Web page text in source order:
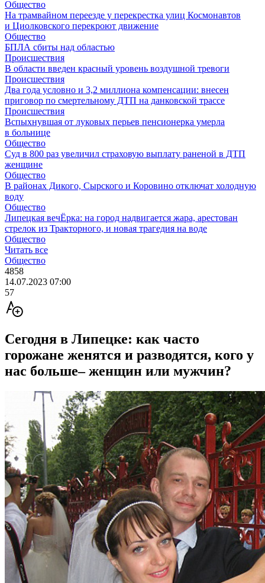
Общество
На трамвайном переезде у перекрестка улиц Космонавтов
и Циолковского перекроют движение
Общество
БПЛА сбиты над областью
Происшествия
В области введен красный уровень воздушной тревоги
Происшествия
Два года условно и 3,2 миллиона компенсации: внесен
приговор по смертельному ДТП на данковской трассе
Происшествия
Вспыхнувшая от луковых перьев пенсионерка умерла
в больнице
Общество
Суд в 800 раз увеличил страховую выплату раненой в ДТП
женщине
Общество
В районах Дикого, Сырского и Коровино отключат холодную
воду
Общество
Липецкая вечЁрка: на город надвигается жара, арестован
стрелок из Тракторного, и новая трагедия на воде
Общество
Читать все
Общество
4858
14.07.2023 07:00
57
Сегодня в Липецке: как часто
горожане женятся и разводятся, кого у
нас больше– женщин или мужчин?